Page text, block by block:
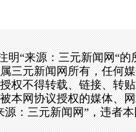
明“来源：三元新闻网“
三元新闻网所有，任何
权不得转载、链接、转
本网协议授权的媒体、
源：三元新闻网”，违者